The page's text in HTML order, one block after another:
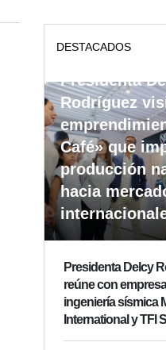
DESTACADOS
Presidenta
Rodríguez
Café» que
producción
hacia
Presidenta Delcy
reúne con
ingeniería sísmica
International y TFI